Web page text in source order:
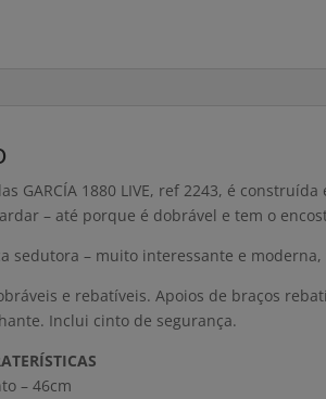
GARCÍA 1880 LIVE, ref 2243, é
– até porque é dobrável e tem o
sedutora – muito interessante e
e rebatíveis. Apoios de braços
Inclui cinto de segurança.
– 46cm